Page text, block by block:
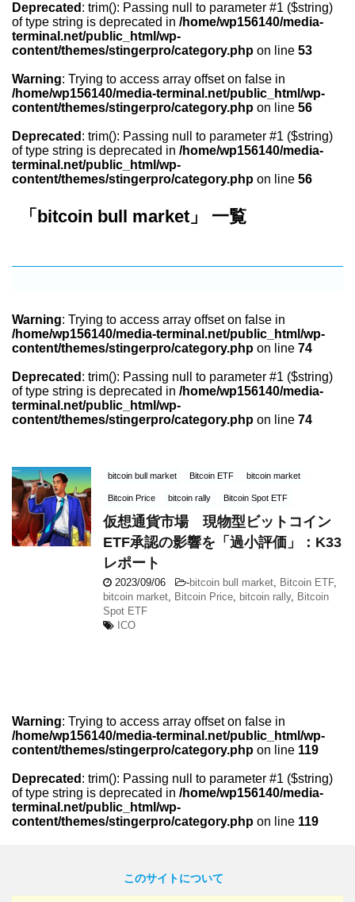
Deprecated : trim(): Passing null to parameter #1 ($string)
of type string is deprecated in /home/wp156140/media-
terminal.net/public_html/wp-
content/themes/stingerpro/category.php on line 53
Warning: Trying to access array offset on false in
/home/wp156140/media-terminal.net/public_html/wp-
content/themes/stingerpro/category.php on line 56
Deprecated : trim(): Passing null to parameter #1 ($string)
of type string is deprecated in /home/wp156140/media-
terminal.net/public_html/wp-
content/themes/stingerpro/category.php on line 56
「bitcoin bull market」 一覧
Warning: Trying to access array offset on false in
/home/wp156140/media-terminal.net/public_html/wp-
content/themes/stingerpro/category.php on line 74
Deprecated : trim(): Passing null to parameter #1 ($string)
of type string is deprecated in /home/wp156140/media-
terminal.net/public_html/wp-
content/themes/stingerpro/category.php on line 74
bitcoin bull market Bitcoin ETF bitcoin market
Bitcoin Price bitcoin rally Bitcoin Spot ETF
仮想通貨市場 現物型ビットコイン
ETF承認の影響を「過小評価」：K33
レポート
2023/09/06 -bitcoin bull market Bitcoin ETF,
bitcoin market Bitcoin Price bitcoin rally, Bitcoin
Spot ETF
ICO
Warning: Trying to access array offset on false in
/home/wp156140/media-terminal.net/public_html/wp-
content/themes/stingerpro/category.php on line 119
Deprecated : trim(): Passing null to parameter #1 ($string)
of type string is deprecated in /home/wp156140/media-
terminal.net/public_html/wp-
content/themes/stingerpro/category.php on line 119
このサイトについて